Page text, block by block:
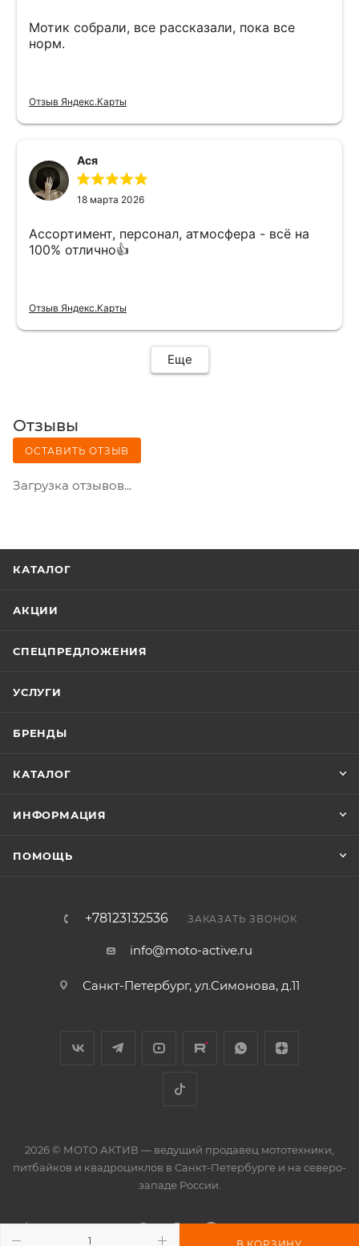
Мотик собрали, все рассказали, пока все
норм.
Отзыв Яндекс.Карты
Ася
18 марта 2026
Ассортимент, персонал, атмосфера - всё на
100% отлично👍
Отзыв Яндекс.Карты
Еще
Отзывы
ОСТАВИТЬ ОТЗЫВ
Загрузка отзывов...
КАТАЛОГ
АКЦИИ
СПЕЦПРЕДЛОЖЕНИЯ
УСЛУГИ
БРЕНДЫ
КАТАЛОГ
ИНФОРМАЦИЯ
ПОМОЩЬ
+78123132536 ЗАКАЗАТЬ ЗВОНОК
info@moto-active.ru
Санкт-Петербург, ул.Симонова, д.11
2026 © МОТО АКТИВ — ведущий продавец мототехники,
питбайков и квадроциклов в Санкт-Петербурге и на северо-
западе России.